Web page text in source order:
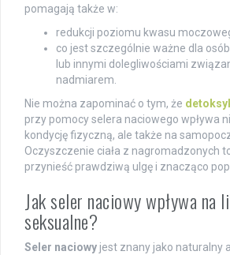
pomagają także w:
redukcji poziomu kwasu
co jest szczególnie ważne dla
lub innymi dolegliwościami
nadmiarem.
Nie można zapominać o tym, że
przy pomocy selera naciowego wpływa
kondycję fizyczną, ale także na
Oczyszczenie ciała z nagromadzonych
przynieść prawdziwą ulgę i znacząco
Jak seler naciowy wpływa na
seksualne?
Seler naciowy jest znany jako naturalny